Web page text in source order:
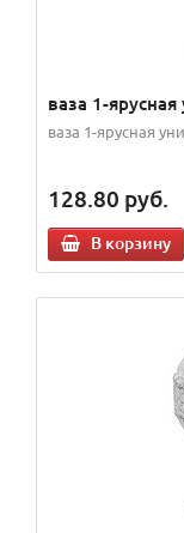
ваза 1-
ваза 1-ярусная
128.80 руб.
В корзину